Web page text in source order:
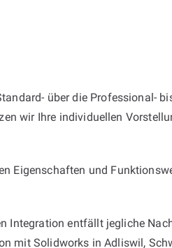
über die Professional-
wir Ihre individuellen
Eigenschaften und
Integration entfällt jegliche
mit Solidworks in Adliswil,